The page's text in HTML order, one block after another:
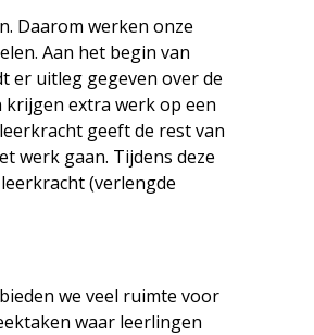
Daarom werken onze
Aan het begin van
er uitleg gegeven over de
krijgen extra werk op een
geeft de rest van
werk gaan. Tijdens deze
(verlengde
we veel ruimte voor
waar leerlingen